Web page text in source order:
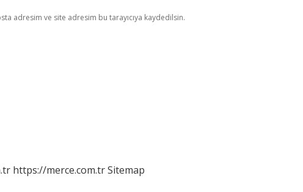
adresim ve site adresim bu tarayıcıya kaydedilsin.
https://merce.com.trSitemap